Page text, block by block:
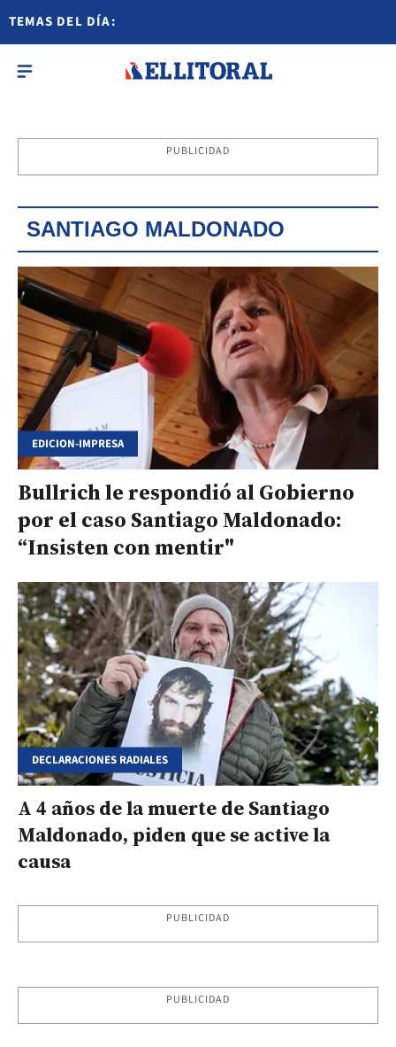
TEMAS DEL DÍA:
PUBLICIDAD
SANTIAGO MALDONADO
EDICION-IMPRESA
Bullrich le respondió al Gobierno
por el caso Santiago Maldonado:
“Insisten con mentir"
DECLARACIONES RADIALES
A 4 años de la muerte de Santiago
Maldonado, piden que se active la
causa
PUBLICIDAD
PUBLICIDAD